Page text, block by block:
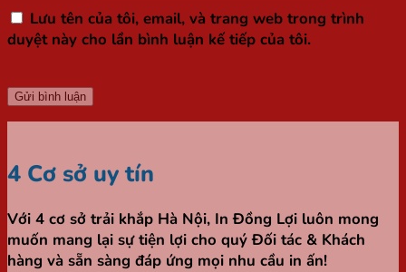
Lưu tên của tôi, email, và trang web trong trình
duyệt này cho lần bình luận kế tiếp của tôi.
4 Cơ sở uy tín
Với 4 cơ sở trải khắp Hà Nội, In Đồng Lợi luôn mong
muốn mang lại sự tiện lợi cho quý Đối tác & Khách
hàng và sẵn sàng đáp ứng mọi nhu cầu in ấn!